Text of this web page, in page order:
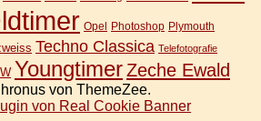
Opel Photoshop Plymouth
Techno Classica Telefotografie
YoungtimerZeche Ewald
von ThemeZee.
von Real Cookie Banner